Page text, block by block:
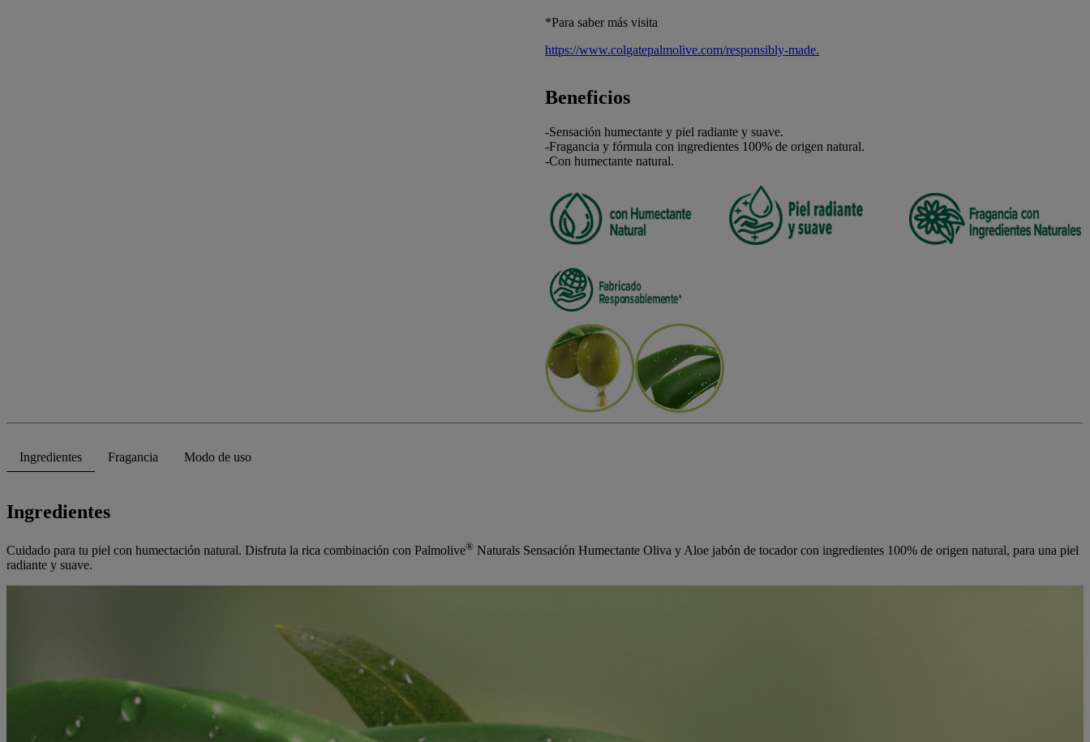
*Para saber más visita
https://www.colgatepalmolive.com/responsibly-made.
Beneficios
-Sensación humectante y piel radiante y suave.
-Fragancia y fórmula con ingredientes 100% de origen natural.
-Con humectante natural.
Ingredientes Fragancia Modo de uso
Ingredientes
Cuidado para tu piel con humectación natural. Disfruta la rica combinación con Palmolive® Naturals Sensación Humectante Oliva y Aloe jabón de tocador con ingredientes 100% de origen natural, para una piel
radiante y suave.